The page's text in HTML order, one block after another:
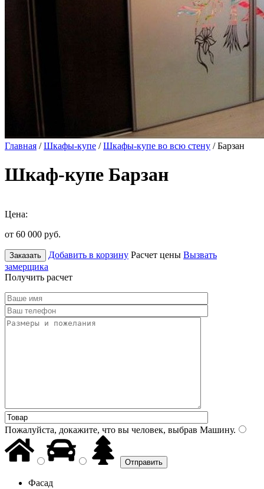
Главная /Шкафы-купе /Шкафы-купе во всю стену / Барзан
Шкаф-купе Барзан
Цена:
от 60 000 руб.
Заказать Добавить в корзину Расчет цены Вызвать
замерщика
Получить расчет
Пожалуйста, докажите, что вы человек, выбрав Машину.
Фасад